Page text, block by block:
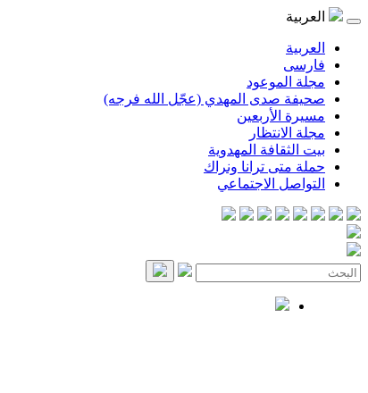
العربية
العربية
فارسی
مجلة الموعود
صحيفة صدى المهدي (عجّل الله فرجه)
مسيرة الأربعين
مجلة الانتظار
بيت الثقافة المهدوية
حملة متى ترانا ونراك
التواصل الاجتماعي